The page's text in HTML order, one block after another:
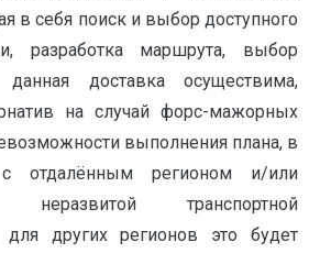
в себя поиск и выбор доступного
разработка маршрута, выбор
доставка осуществима,
на случай форс-мажорных
выполнения плана, в
отдалённым регионом и/или
транспортной
для других регионов это будет